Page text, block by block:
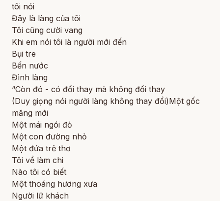
tôi nói
Đây là làng của tôi
Tôi cũng cười vang
Khi em nói tôi là người mới đến
Bụi tre
Bến nước
Đình làng
“Còn đó - có đổi thay mà không đổi thay
(Duy giọng nói người làng không thay đổi)Một gốc
măng mới
Một mái ngói đỏ
Một con đường nhỏ
Một đứa trẻ thơ
Tôi về làm chi
Nào tôi có biết
Một thoáng hương xưa
Người lữ khách